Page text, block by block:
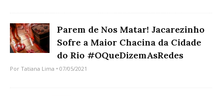
Parem de Nos Matar! Jacarezinho
Sofre a Maior Chacina da Cidade
do Rio #OQueDizemAsRedes
Por Tatiana Lima • 07/05/2021